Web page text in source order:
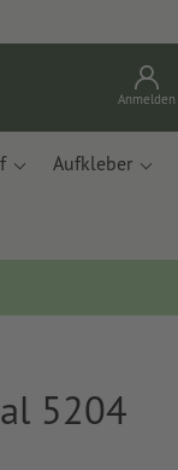
Anmelden
Aufkleber
5204